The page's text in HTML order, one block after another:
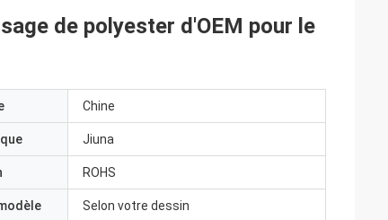
de polyester d'OEM pour le
Chine
Jiuna
ROHS
Selon votre dessin